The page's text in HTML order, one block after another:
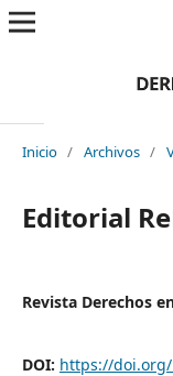
Inicio / Archivos /
Editorial
Revista Derechos
DOI: https://doi.org/